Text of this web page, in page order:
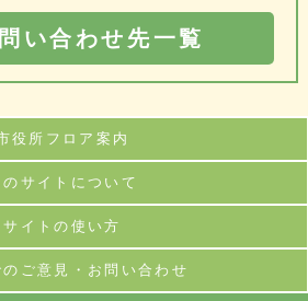
い合わせ先一覧
役所フロア案内
のサイトについて
サイトの使い方
のご意見・お問い合わせ